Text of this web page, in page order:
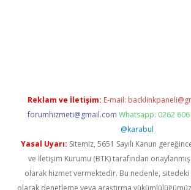
Reklam ve İletişim: E-mail:
forumhizmeti@gmail.com Whatsapp: 0262
@karabul
Yasal Uyarı: Sitemiz, 5651 Sayılı Kanun
ve İletişim Kurumu (BTK) tarafından onaylanmış
olarak hizmet vermektedir. Bu nedenle,
olarak denetleme veya araştırma